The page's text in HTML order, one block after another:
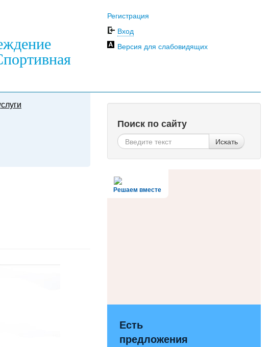
Регистрация
Вход
Версия для слабовидящих
Поиск по сайту
Искать
Решаем вместе
Есть
предложения